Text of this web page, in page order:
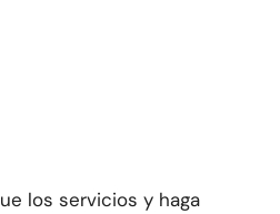
los servicios y haga